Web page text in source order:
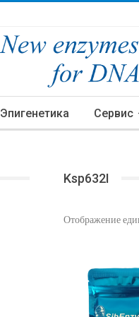
Эпигенетика Сервис
Ksp632I
Отображение